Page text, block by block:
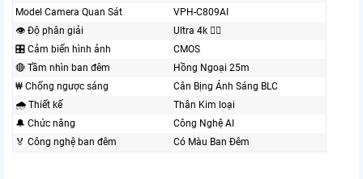
Model Camera Quan Sát
VPH-C809AI
👁 Độ phân giải
Ultra 4k 👍🏾
🎛 Cảm biến hình ảnh
CMOS
🔴 Tầm nhìn ban đêm
Hồng Ngoại 25m
₩ Chống ngược sáng
Cân Bịng Ánh Sáng BLC
🌧️ Thiết kế
Thân Kim loại
🔔 Chức năng
Công Nghệ AI
️🏅️ Công nghệ ban đêm
Có Màu Ban Ðêm